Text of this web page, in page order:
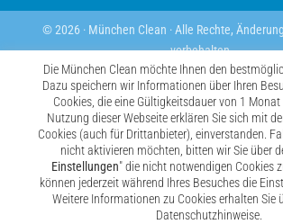
© 2026 · München Clean · Alle Rechte,
vorbehalten.
Die München Clean möchte Ihnen den
Dazu speichern wir Informationen über Ihren
Cookies, die eine Gültigkeitsdauer von 1
Nutzung dieser Webseite erklären Sie sich mit
Cookies (auch für Drittanbieter), einverstanden.
nicht aktivieren möchten, bitten wir Sie über
Einstellungen" die nicht notwendigen Cookies
können jederzeit während Ihres Besuches die
Weitere Informationen zu Cookies erhalten Sie
Datenschutzhinweise.
Kontaktieren Sie uns kostenfrei und unverbindlich über